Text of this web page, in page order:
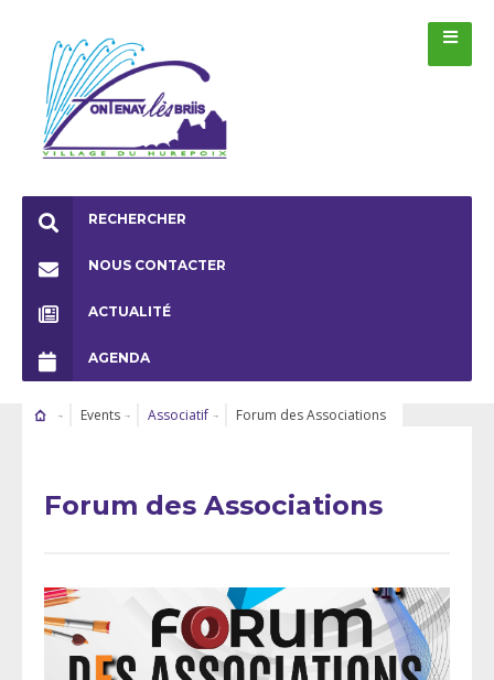
RECHERCHER
NOUS CONTACTER
ACTUALITÉ
AGENDA
Events Associatif Forum des Associations
Forum des Associations